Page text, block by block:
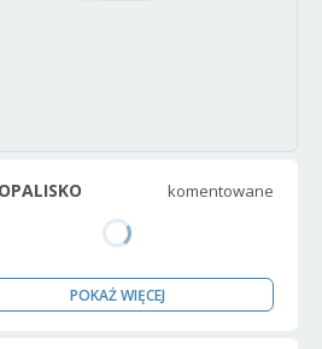
komentowane
POKAŻ WIĘCEJ